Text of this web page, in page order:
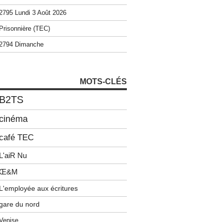
Lundi 3 Août 2026
(TEC)
Dimanche
MOTS-CLÉS
TEC
Nu
aux écritures
du nord